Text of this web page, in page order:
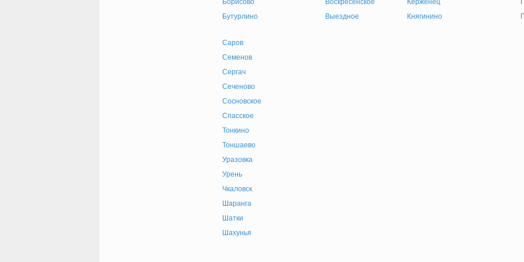
Борисово
Бутурлино
Воскресенское
Выездное
Керженец
Княгинино
Саров
Семенов
Сергач
Сеченово
Сосновское
Спасское
Тонкино
Тоншаево
Уразовка
Урень
Чкаловск
Шаранга
Шатки
Шахунья